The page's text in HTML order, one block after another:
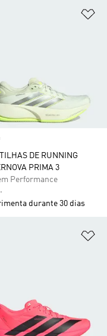
DE RUNNING
PRIMA 3
Performance
durante 30 dias